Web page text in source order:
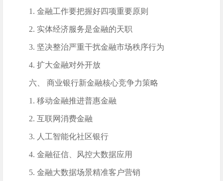
1. 金融工作要把握好四项重要原则
2. 实体经济服务是金融的天职
3. 坚决整治严重干扰金融市场秩序行为
4. 扩大金融对外开放
六、 商业银行新金融核心竞争力策略
1. 移动金融推进普惠金融
2. 互联网消费金融
3. 人工智能化社区银行
4. 金融征信、风控大数据应用
5. 金融大数据场景精准客户营销